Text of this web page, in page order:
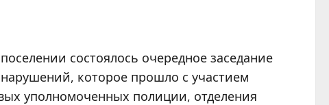
состоялось очередное заседание
которое прошло с участием
уполномоченных полиции, отделения